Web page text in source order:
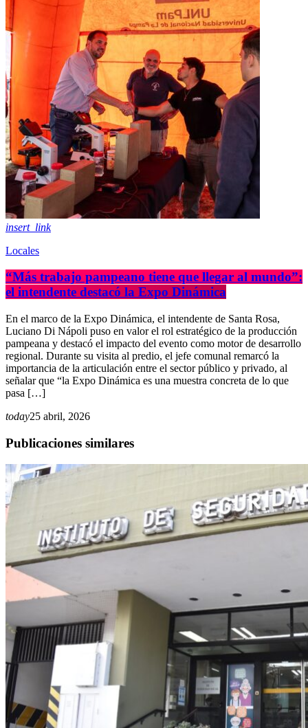
insert_link
Locales
“Más trabajo pampeano tiene que llegar al mundo”:
el intendente destacó la Expo Dinámica
En el marco de la Expo Dinámica, el intendente de Santa Rosa,
Luciano Di Nápoli puso en valor el rol estratégico de la producción
pampeana y destacó el impacto del evento como motor de desarrollo
regional. Durante su visita al predio, el jefe comunal remarcó la
importancia de la articulación entre el sector público y privado, al
señalar que “la Expo Dinámica es una muestra concreta de lo que
pasa […]
today25 abril, 2026
Publicaciones similares